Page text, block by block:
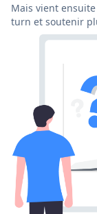
Mais vient
turn et soutenir